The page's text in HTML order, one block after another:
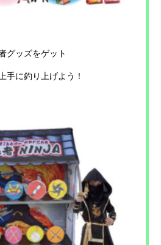
グッズをゲット
手に釣り上げよう！